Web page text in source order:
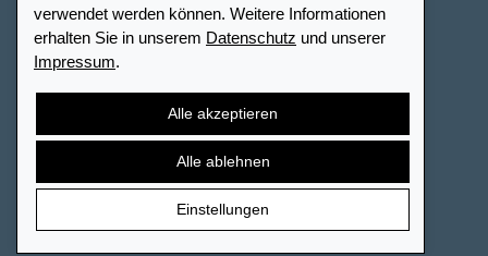
verwendet werden können. Weitere Informationen
erhalten Sie in unserem Datenschutz und unserer
Impressum.
Alle akzeptieren
Alle ablehnen
Einstellungen
Deutschland
Cookie-Einstellungen
Widerrufsbelehrung Vertrag widerrufen
© 2026 LEUCHTTURM. Alle Rechte vorbehalten.